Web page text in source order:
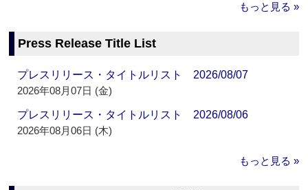
もっと見る »
Press Release Title List
プレスリリース・タイトルリスト 2026/08/07
2026年08月07日 (金)
プレスリリース・タイトルリスト 2026/08/06
2026年08月06日 (木)
もっと見る »